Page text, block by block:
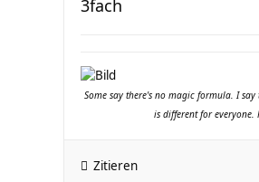
3fach
Some say there's no magic formula. I
is different for everyone.
Zitieren